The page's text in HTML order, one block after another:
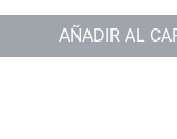
AÑADIR AL